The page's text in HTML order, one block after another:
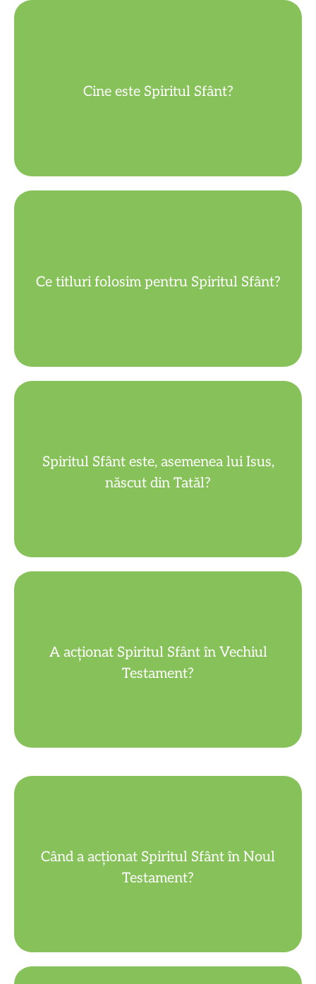
Cine este Spiritul Sfânt?
Treimi, Dumnezeu adevărat ca Tatăl și
Ce titluri folosim pentru Spiritul Sfânt?
Mângâietorul, Spiritul adevărului,
Spiritul Sfânt este, asemenea lui Isus,
născut din Tatăl?
Nu. Spiritul Sfânt purcede din veșnicie
de la Tatăl și de la Fiul.
A acționat Spiritul Sfânt în Vechiul
Testament?
Da: la Creație; a condus poporul evreu
prin pustiu; a vorbit prin profeți...
Când a acționat Spiritul Sfânt în Noul
Testament?
De exemplu la zămislirea lui Isus; la
Botezul lui Isus; la Rusalii...